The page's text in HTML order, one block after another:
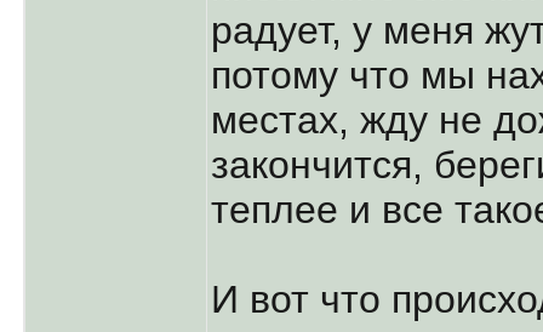
радует, у меня
потому что мы
местах, жду не
закончится,
теплее и все
И вот что